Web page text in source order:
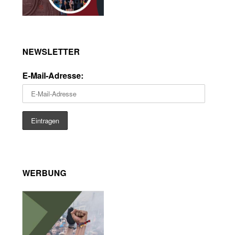
NEWSLETTER
E-Mail-Adresse:
WERBUNG